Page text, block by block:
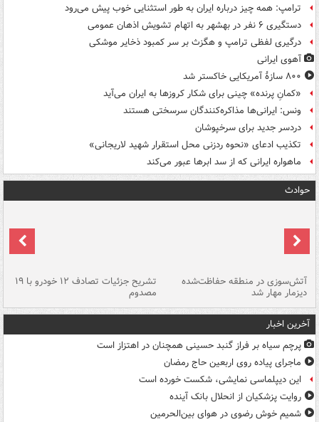
ترامپ: همه چیز درباره ایران به طور استثنایی خوب پیش می‌رود
دستگیری ۶ نفر در بهشهر به اتهام تشویش اذهان عمومی
درگیری لفظی ترامپ و هگزث بر سر کمبود ذخایر موشکی
آهوی ایرانی
۸۰۰ سازۀ آمریکایی خاکستر شد
«کمانِ پرنده» چینی برای شکار کروزها به ایران می‌آید
ونس: ایرانی‌ها مذاکره‌کنندگان سرسختی هستند
دردسر جدید برای سرخپوشان
تکذیب ادعای «نحوه ردزنی محل استقرار شهید لاریجانی»
ماهواره ایرانی که از سد ابرها عبور می‌کند
حوادث
آتش‌سوزی در منطقه حفاظت‌شده
دیزمار مهار شد
تشریح جزئیات تصادف ۱۲ خودرو با ۱۹
مصدوم
آخرین اخبار
پرچم سیاه بر فراز گنبد حسینی همچنان در اهتزاز است
ماجرای پیاده روی اربعین حاج رمضان
این دیپلماسی نمایشی، شکست خورده است
روایت پزشکیان از انحلال بانک آینده
شمیم خوش رضوی در هوای بین‌الحرمین